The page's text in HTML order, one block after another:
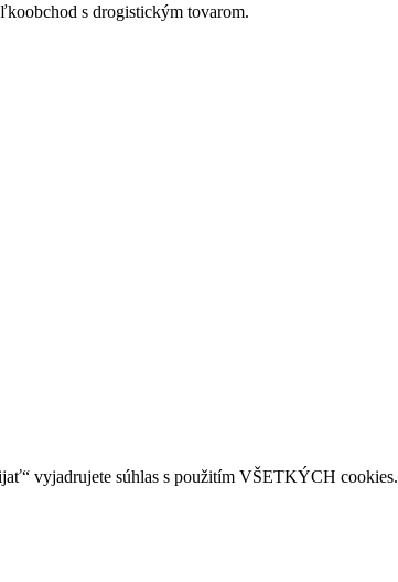
s drogistickým tovarom.
vyjadrujete súhlas s použitím VŠETKÝCH cookies.